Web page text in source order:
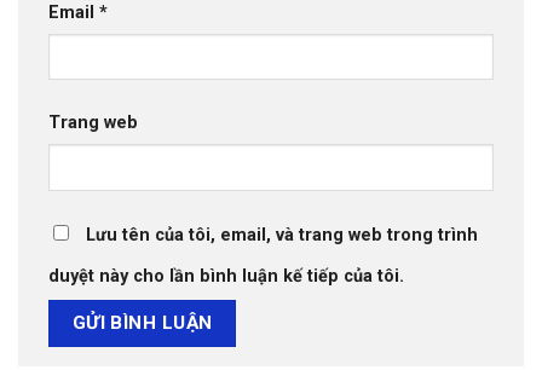
Email *
Trang web
Lưu tên của tôi, email, và trang web trong trình
duyệt này cho lần bình luận kế tiếp của tôi.